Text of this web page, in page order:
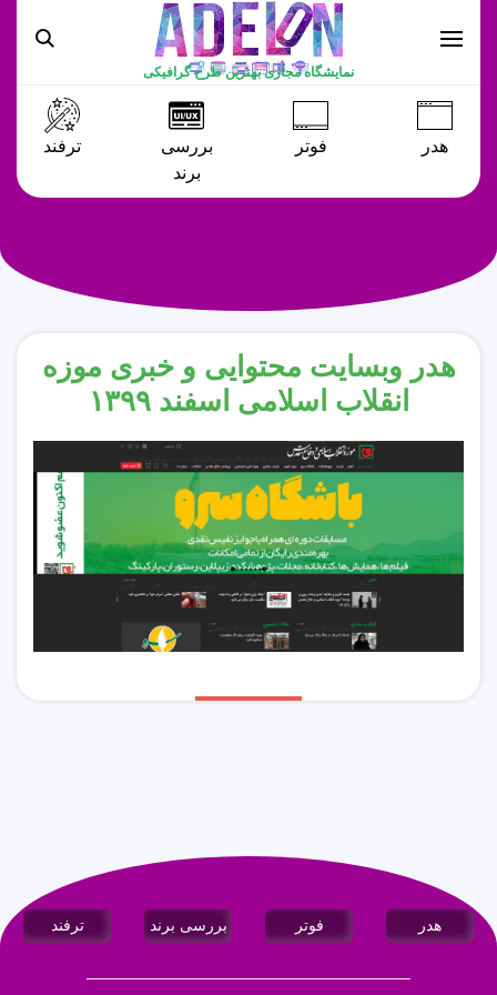
نمایشگاه مجازی بهترین طرح گرافیکی
هدر فوتر
بررسی
برند
ترفند
هدر وبسایت محتوایی و خبری موزه
انقلاب اسلامی اسفند ۱۳۹۹
هدر فوتر بررسی برند ترفند